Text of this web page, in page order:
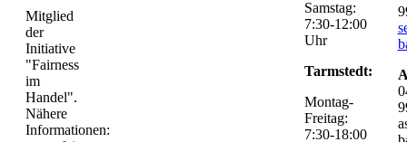
Mitglied
der
Initiative
"Fairness
im
Handel".
Nähere
Informationen:
Samstag:
7:30-12:00
Uhr
Tarmstedt:
Montag-
Freitag:
7:30-18:00